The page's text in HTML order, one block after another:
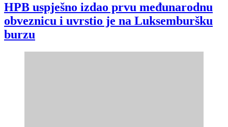
HPB uspješno izdao prvu međunarodnu
obveznicu i uvrstio je na Luksemburšku
burzu